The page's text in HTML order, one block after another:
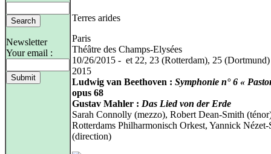
Newsletter
Your email :
Terres arides
Paris
Théâtre des Champs-Elysées
10/26/2015 - et 22, 23 (Rotterdam), 25
2015
Ludwig van Beethoven : Symphonie n° 6 «
opus 68
Gustav Mahler : Das Lied von der Erde
Sarah Connolly (mezzo), Robert Dean-Smith
Rotterdams Philharmonisch Orkest, Yannick Nézet-
(direction)